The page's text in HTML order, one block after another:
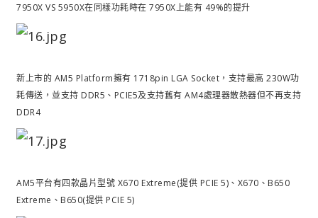
7950X VS 5950X在同樣功耗時在 7950X上能有 49%的提升
新上市的 AM5 Platform擁有 1718pin LGA Socket，支持最高 230W功
耗傳送，並支持 DDR5、PCIE5及支持舊有 AM4處理器散熱器但不再支持
DDR4
AM5平台有四款晶片型號 X670 Extreme(提供 PCIE 5)、X670、B650
Extreme、B650(提供 PCIE 5)